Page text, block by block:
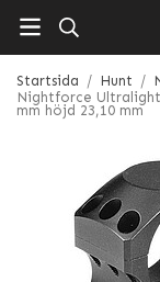
Startsida / Hunt /
Nightforce
mm höjd 23,10 mm